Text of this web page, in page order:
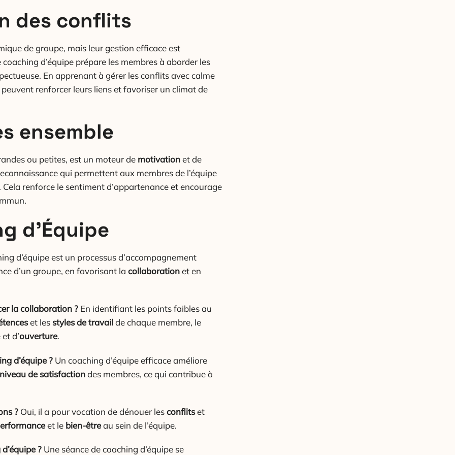
des conflits
de groupe, mais leur gestion efficace est
d’équipe prépare les membres à aborder les
En apprenant à gérer les conflits avec calme
renforcer leurs liens et favoriser un climat de
ensemble
ou petites, est un moteur de motivationet de
qui permettent aux membres de l’équipe
renforce le sentiment d’appartenance et encourage
d’Équipe
d’équipe est un processus d’accompagnement
d’un groupe, en favorisant la collaborationet en
la collaboration ? En identifiant les points faibles au
et les styles de travailde chaque membre, le
d’ouverture.
d’équipe ? Un coaching d’équipe efficace améliore
niveau de satisfactiondes membres, ce qui contribue à
? Oui, il a pour vocation de dénouer lesconflitset
et le bien-êtreau sein de l’équipe.
? Une séance de coaching d’équipe se